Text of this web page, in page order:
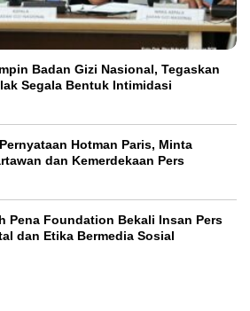
Badan Gizi Nasional, Tegaskan
Segala Bentuk Intimidasi
Hotman Paris, Minta
dan Kemerdekaan Pers
Pena Foundation Bekali Insan Pers
dan Etika Bermedia Sosial